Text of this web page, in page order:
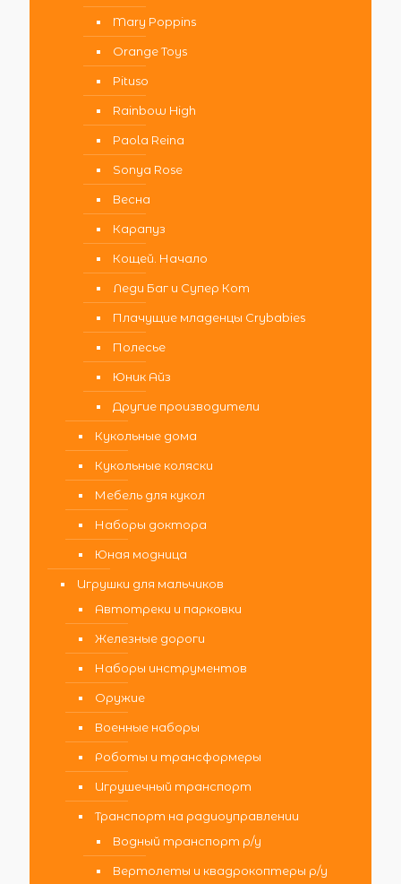
Mary Poppins
Orange Toys
Pituso
Rainbow High
Paola Reina
Sonya Rose
Весна
Карапуз
Кощей. Начало
Леди Баг и Супер Кот
Плачущие младенцы Crybabies
Полесье
Юник Айз
Другие производители
Кукольные дома
Кукольные коляски
Мебель для кукол
Наборы доктора
Юная модница
Игрушки для мальчиков
Автотреки и парковки
Железные дороги
Наборы инструментов
Оружие
Военные наборы
Роботы и трансформеры
Игрушечный транспорт
Транспорт на радиоуправлении
Водный транспорт р/у
Вертолеты и квадрокоптеры р/у